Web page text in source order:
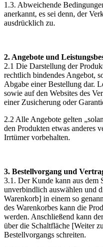
1.3. Abweichende
anerkannt, es sei denn, der
ausdrücklich zu.
2. Angebote und
2.1 Die Darstellung der
rechtlich bindendes Angebot,
Abgabe einer Bestellung dar.
sowie auf den Websites des
einer Zusicherung oder
2.2 Alle Angebote gelten
den Produkten etwas anderes
Irrtümer vorbehalten.
3. Bestellvorgang und
3.1. Der Kunde kann aus dem
unverbindlich auswählen und
Warenkorb] in einem so
des Warenkorbes kann die
werden. Anschließend kann
über die Schaltfläche [Weiter
Bestellvorgangs schreiten.